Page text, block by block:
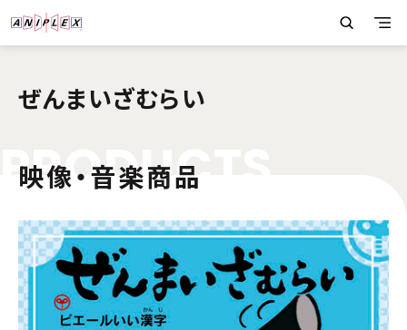
ぜんまいざむらい
PRODUC
映像・音楽商品